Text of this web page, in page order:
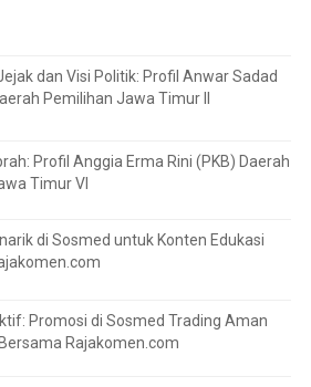
dan Visi Politik: Profil Anwar Sadad
Pemilihan Jawa Timur II
Profil Anggia Erma Rini (PKB) Daerah
Timur VI
di Sosmed untuk Konten Edukasi
Promosi di Sosmed Trading Aman
Rajakomen.com